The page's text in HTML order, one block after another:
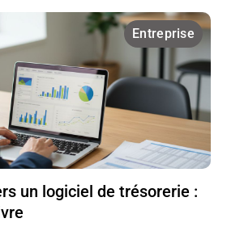
Entreprise
un logiciel de trésorerie :